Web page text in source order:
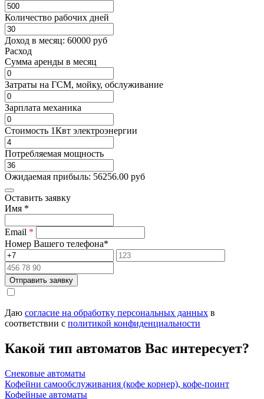
Количество рабочих дней
Доход в месяц: 60000 руб
Расход
Cумма аренды в месяц
Затраты на ГСМ, мойку, обслуживание
Зарплата механика
Стоимость 1Квт электроэнергии
Потребляемая мощность
Ожидаемая прибыль: 56256.00 руб
Оставить заявку
Имя *
Email *
Номер Вашего телефона*
Отправить заявку
Даю согласие на обработку персональных данных в
соответствии с политикой конфиденциальности
Какой тип автоматов Вас интересует?
Снековые автоматы
Кофейни самообслуживания (кофе корнер), кофе-поинт
Кофейные автоматы